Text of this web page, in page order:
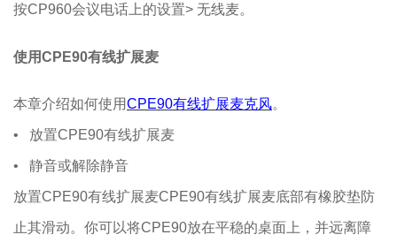
按CP960会议电话上的设置> 无线麦。
使用CPE90有线扩展麦
本章介绍如何使用CPE90有线扩展麦克风。
• 放置CPE90有线扩展麦
• 静音或解除静音
放置CPE90有线扩展麦CPE90有线扩展麦底部有橡胶垫防
止其滑动。你可以将CPE90放在平稳的桌面上，并远离障